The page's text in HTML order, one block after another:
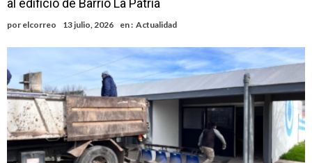
Faltas por presuntas irregularidades
Villada: el viento provocó el desprendimiento del techo del galpón
del ferrocarril
Violento robo en la zona rural de Firmat: maniataron a una pareja de
adultos mayores
Colecta solidaria de juguetes en Firmat para el EPI y el Hospital
Vilela
al edificio de Barrio La Patria
por elcorreo 13 julio, 2026 en : Actualidad